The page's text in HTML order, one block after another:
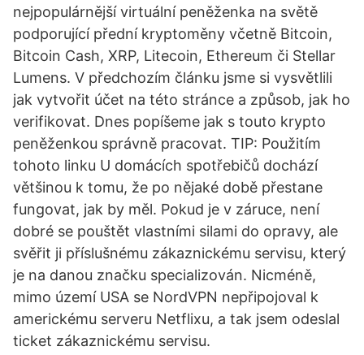
nejpopulárnější virtuální peněženka na světě
podporující přední kryptoměny včetně Bitcoin,
Bitcoin Cash, XRP, Litecoin, Ethereum či Stellar
Lumens. V předchozím článku jsme si vysvětlili
jak vytvořit účet na této stránce a způsob, jak ho
verifikovat. Dnes popíšeme jak s touto krypto
peněženkou správně pracovat. TIP: Použitím
tohoto linku U domácích spotřebičů dochází
většinou k tomu, že po nějaké době přestane
fungovat, jak by měl. Pokud je v záruce, není
dobré se pouštět vlastními silami do opravy, ale
svěřit ji příslušnému zákaznickému servisu, který
je na danou značku specializován. Nicméně,
mimo území USA se NordVPN nepřipojoval k
americkému serveru Netflixu, a tak jsem odeslal
ticket zákaznickému servisu.